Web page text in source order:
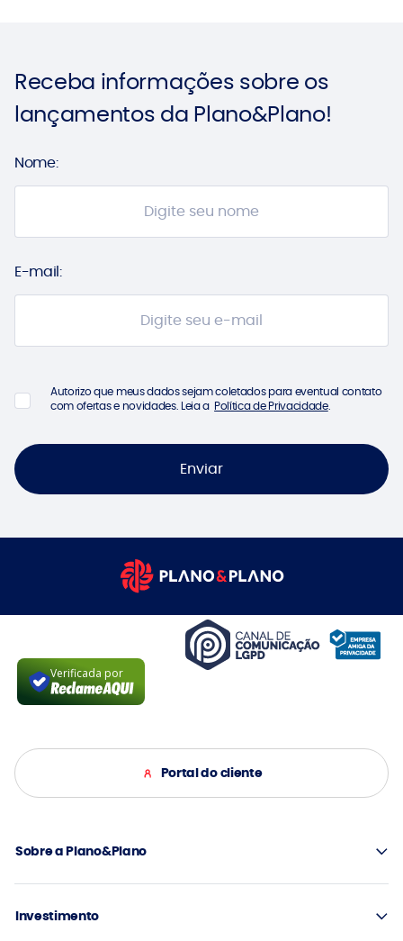
Receba informações sobre os
lançamentos da Plano&Plano!
Nome:
E-mail:
Autorizo que meus dados sejam coletados para eventual contato
com ofertas e novidades. Leia a Política de Privacidade.
Enviar
Verificada por
Portal do cliente
Sobre a Plano&Plano
Investimento